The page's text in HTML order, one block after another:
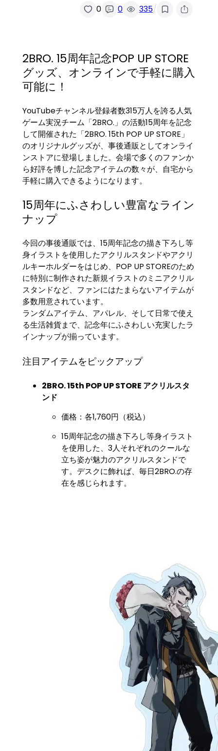
0 0 335/
2BRO. 15周年記念POP UP STORE
グッズ、オンラインで手軽に購入
可能に！
YouTubeチャンネル登録者数315万人を誇る人気
ゲーム実況チーム「2BRO.」の活動15周年を記念
して開催された「2BRO. 15th POP UP STORE」
のオリジナルグッズが、事後通販としてオンライ
ンストアに登場しました。会場で多くのファンか
ら好評を博した記念アイテムの数々が、自宅から
手軽に購入できるようになります。
15周年にふさわしい豊富なライン
ナップ
今回の事後通販では、15周年記念の描き下ろし等
身イラストを使用したアクリルスタンドやアクリ
ルキーホルダーをはじめ、POP UP STOREのため
に特別に制作された新規イラストのミニアクリル
スタンドなど、ファンにはたまらないアイテムが
多数用意されています。
ランダムアイテム、アパレル、そして日常で使え
る生活雑貨まで、記念年にふさわしい充実したラ
インナップが揃っています。
注目アイテムをピックアップ
2BRO. 15th POP UP STORE アクリルスタ
ンド
価格：各1,760円（税込）
15周年記念の描き下ろし等身イラスト
を使用した、3人それぞれのクールな
立ち姿が魅力のアクリルスタンドで
す。デスクに飾れば、毎日2BRO.の存
在を感じられます。